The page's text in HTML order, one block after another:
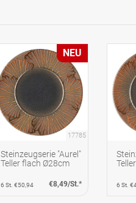
17785
Steinzeugserie "Aurel"
Teller flach Ø28cm
6 St. €50,94 €8,49/St.*
NEU
6 St.